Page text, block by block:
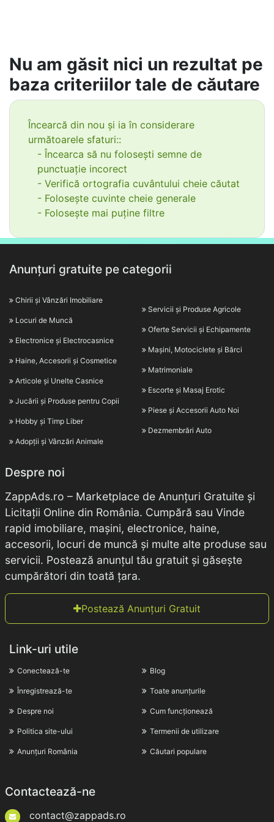
Nu am găsit nici un rezultat pe
baza criteriilor tale de căutare
Încearcă din nou și ia în considerare
următoarele sfaturi::
- Încearca să nu folosești semne de
punctuație incorect
- Verifică ortografia cuvântului cheie căutat
- Folosește cuvinte cheie generale
- Folosește mai puține filtre
Anunțuri gratuite pe categorii
Chirii și Vânzări Imobiliare
Locuri de Muncă
Electronice și Electrocasnice
Haine, Accesorii și Cosmetice
Articole și Unelte Casnice
Jucării și Produse pentru Copii
Hobby și Timp Liber
Adopții și Vânzări Animale
Servicii și Produse Agricole
Oferte Servicii și Echipamente
Mașini, Motociclete și Bărci
Matrimoniale
Escorte și Masaj Erotic
Piese și Accesorii Auto Noi
Dezmembrări Auto
Despre noi
ZappAds.ro – Marketplace de Anunțuri Gratuite și
Licitații Online din România. Cumpără sau Vinde
rapid imobiliare, mașini, electronice, haine,
accesorii, locuri de muncă și multe alte produse sau
servicii. Postează anunțul tău gratuit și găsește
cumpărători din toată țara.
Postează Anunțuri Gratuit
Link-uri utile
Conectează-te
Înregistrează-te
Despre noi
Politica site-ului
Anunțuri România
Blog
Toate anunțurile
Cum funcționează
Termenii de utilizare
Căutari populare
Contactează-ne
contact@zappads.ro